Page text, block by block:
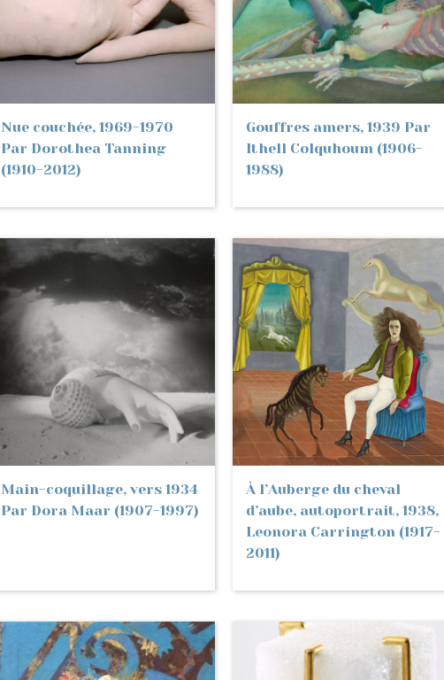
Nue couchée, 1969-1970
Par Dorothea Tanning
(1910-2012)
Gouffres amers, 1939 Par
Ithell Colquhoum (1906-
1988)
Main-coquillage, vers 1934
Par Dora Maar (1907-1997)
À l’Auberge du cheval
d’aube, autoportrait, 1938,
Leonora Carrington (1917-
2011)